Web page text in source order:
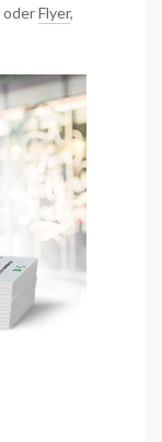
oderFlyer,